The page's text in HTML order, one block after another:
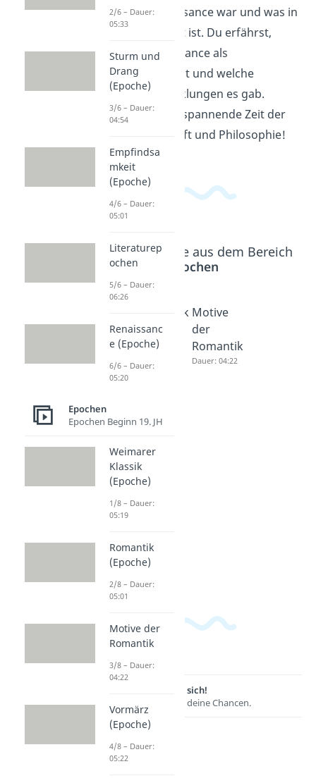
Epoche der Renaissance war und was in
dieser Zeit passiert ist. Du erfährst,
warum die Renaissance als
"Wiedergeburt" gilt und welche
kulturellen Entwicklungen es gab.
Tauche ein in eine spannende Zeit der
Kunst, Wissenschaft und Philosophie!
Beliebte Inhalte aus dem Bereich
Epochen
Klassik
(Epoche)
Dauer: 05:19
Romantik
(Epoche)
Dauer: 05:01
Motive
der
Romantik
Dauer: 04:22
Lernen lohnt sich!
Entdecke hier deine Chancen.
2/6 – Dauer:
05:33
Sturm und
Drang
(Epoche)
3/6 – Dauer:
04:54
Empfindsa
mkeit
(Epoche)
4/6 – Dauer:
05:01
Literaturep
ochen
5/6 – Dauer:
06:26
Renaissanc
e (Epoche)
6/6 – Dauer:
05:20
Epochen
Epochen Beginn 19. JH
Weimarer
Klassik
(Epoche)
1/8 – Dauer:
05:19
Romantik
(Epoche)
2/8 – Dauer:
05:01
Motive der
Romantik
3/8 – Dauer:
04:22
Vormärz
(Epoche)
4/8 – Dauer:
05:22